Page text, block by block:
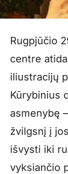
Rugpjūčio
centre
iliustracijų
Kūrybinius
asmenybę
žvilgsnį į
išvysti iki
vyksiančio